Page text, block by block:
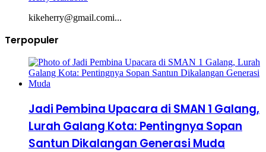
kikeherry@gmail.comi...
Terpopuler
Jadi Pembina Upacara di SMAN 1 Galang,
Lurah Galang Kota: Pentingnya Sopan
Santun Dikalangan Generasi Muda